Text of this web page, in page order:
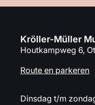
Kröller-Müller
Houtkampweg 6,
Route en parkeren
Dinsdag t/m